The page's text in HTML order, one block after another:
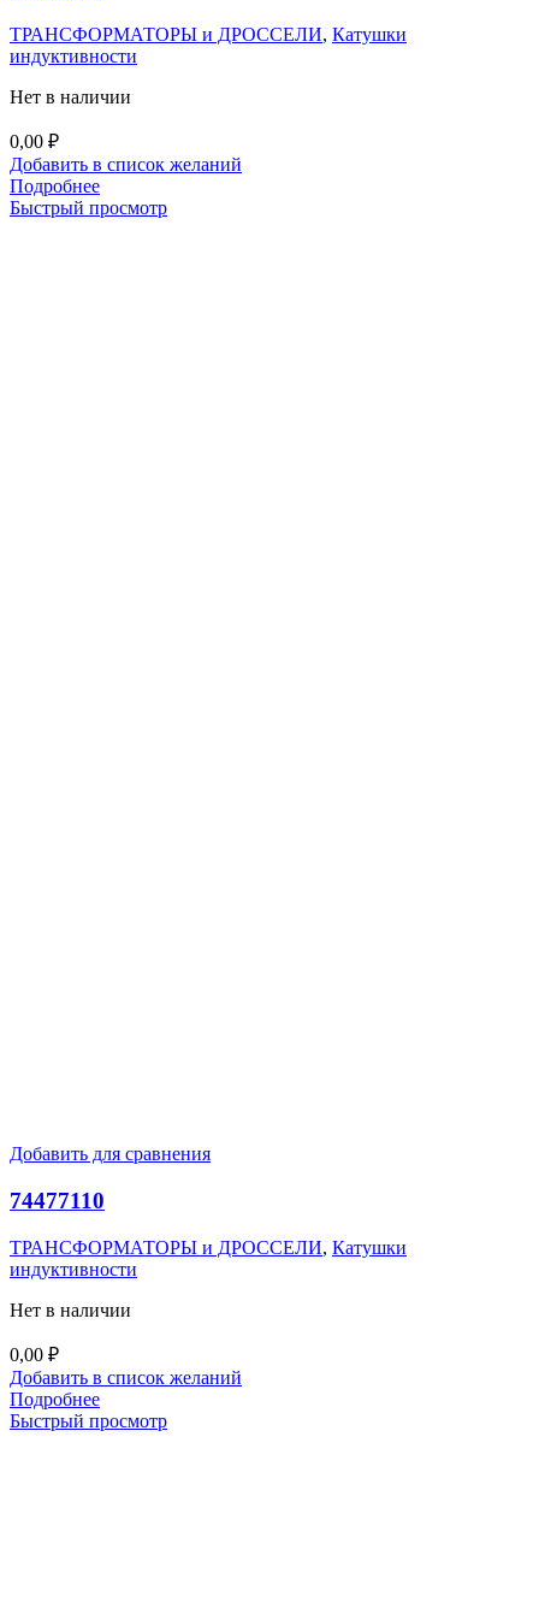
ТРАНСФОРМАТОРЫ и ДРОССЕЛИ, Катушки
индуктивности
Нет в наличии
0,00 ₽
Добавить в список желаний
Подробнее
Быстрый просмотр
Добавить для сравнения
74477110
ТРАНСФОРМАТОРЫ и ДРОССЕЛИ, Катушки
индуктивности
Нет в наличии
0,00 ₽
Добавить в список желаний
Подробнее
Быстрый просмотр